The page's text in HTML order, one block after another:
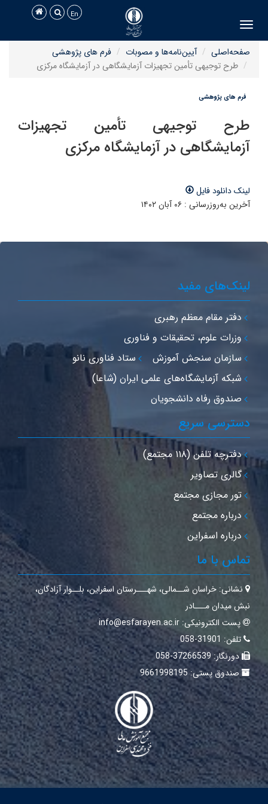
Toggle navigation
En
صفحه‌اصلی آیین‌نامه‌ها و مصوبات
فرم های پژوهشی
طرح توجیهی تأمین تجهیزات آزمایشگاهی در آزمایشگاه مرکزی
فرم های پژوهشی
طرح توجیهی تأمین تجهیزات
آزمایشگاهی در آزمایشگاه مرکزی
لینک دانلود فایل
آخرین به‌روزرسانی : ۰۶ آبان ۱۴۰۲
لینک‌های مفید
دفتر مقام معظم رهبری
وزرات علوم، تحقیقات و فناوری
سازمان سنجش آموزش
ستاد فناوری نانو
شبکه آزمایشگاه‌های علمی ایران (شاعا)
صندوق رفاه دانشجویان
دسترسی سریع
دفترچه تلفن (۱۱۸ مجتمع)
گالری تصاویر
تور مجازی مجتمع
درباره مجتمع
درباره اسفراین
تماس با ما
نشانی: خراسان شــمالی‌، شهـــرستان اسفراین‌، بلــوار آزادگان،
نبش میدان مـــادر
پست الکترونیکی: info@esfarayen.ac.ir
تلفن: 31901-058
دورنگار: 37266539-058
صندوق پستی:9661998195